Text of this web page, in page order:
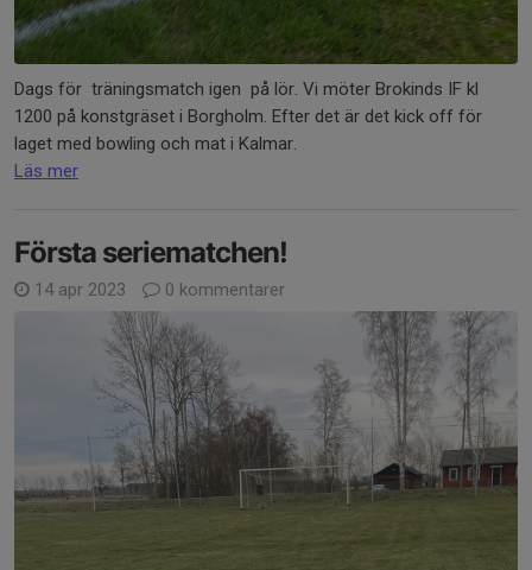
Dags för träningsmatch igen på lör. Vi möter Brokinds IF kl
1200 på konstgräset i Borgholm. Efter det är det kick off för
laget med bowling och mat i Kalmar.
Läs mer
Första seriematchen!
14 apr 2023 0 kommentarer